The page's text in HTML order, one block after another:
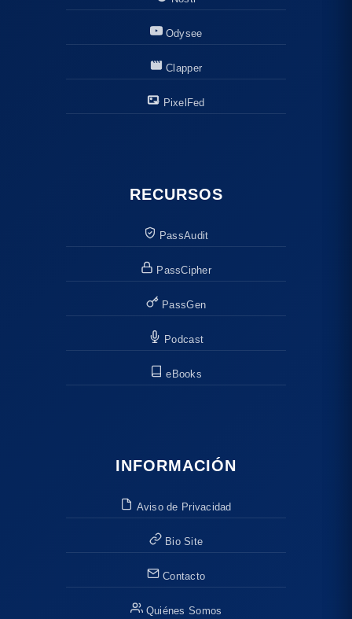
Odysee
Clapper
PixelFed
RECURSOS
PassAudit
PassCipher
PassGen
Podcast
eBooks
INFORMACIÓN
Aviso de Privacidad
Bio Site
Contacto
Quiénes Somos